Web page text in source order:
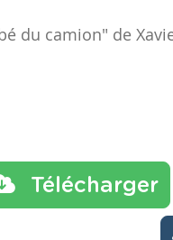
du camion" de
Télécharger